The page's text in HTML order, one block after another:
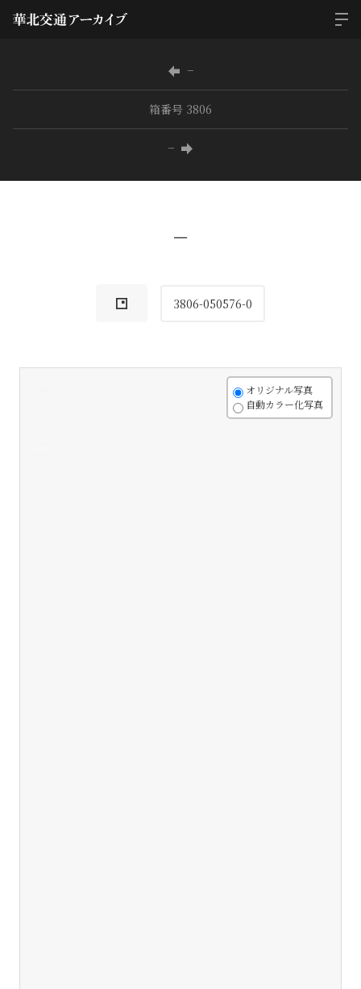
−
箱番号 3806
−
−
3806-050576-0
オリジナル写真
自動カラー化写真